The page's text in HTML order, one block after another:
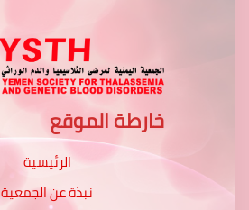
خارطة الموقع
الرئيسية
نبذة عن الجمعية